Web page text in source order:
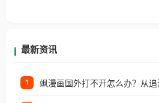
最新资讯
1